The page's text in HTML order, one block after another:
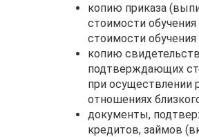
копию приказа
стоимости
стоимости
копию
подтверждающих
при осуществлении
отношениях
документы,
кредитов, займов